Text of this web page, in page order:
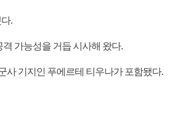
.
가능성을 거듭 시사해 왔다.
사 기지인 푸에르테 티우나가 포함됐다.